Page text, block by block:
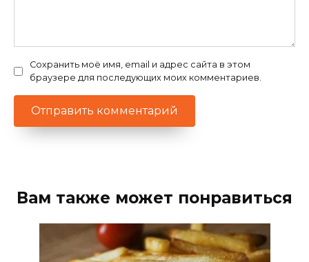
Сохранить моё имя, email и адрес сайта в этом
браузере для последующих моих комментариев.
Вам также может понравиться